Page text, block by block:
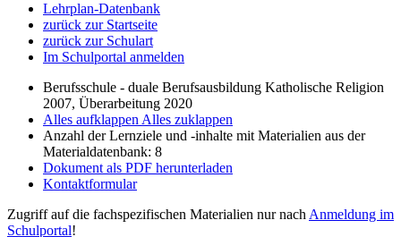
Lehrplan-Datenbank
zurück zur Startseite
zurück zur Schulart
Im Schulportal anmelden
Berufsschule - duale Berufsausbildung Katholische Religion
2007, Überarbeitung 2020
Alles aufklappen Alles zuklappen
Anzahl der Lernziele und -inhalte mit Materialien aus der
Materialdatenbank: 8
Dokument als PDF herunterladen
Kontaktformular
Zugriff auf die fachspezifischen Materialien nur nach Anmeldung im
Schulportal!